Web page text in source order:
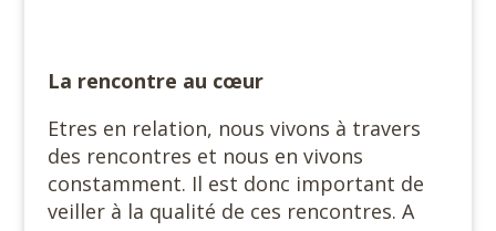
La rencontre au cœur
Etres en relation, nous vivons à travers
des rencontres et nous en vivons
constamment. Il est donc important de
veiller à la qualité de ces rencontres. A